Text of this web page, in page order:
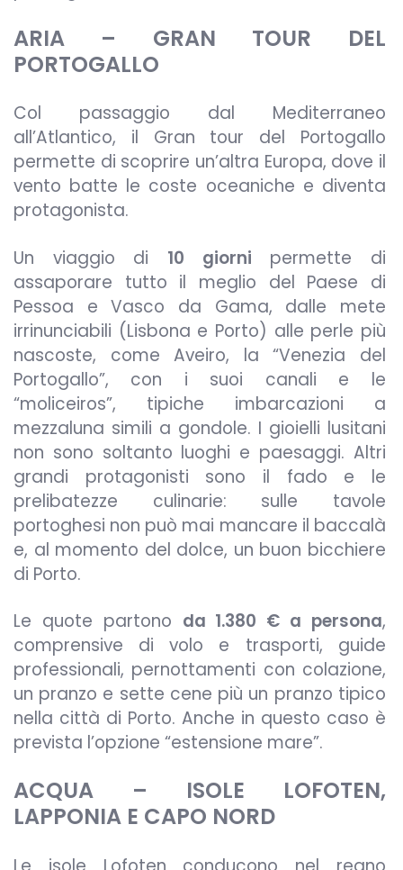
ARIA – GRAN TOUR DEL
PORTOGALLO
Col passaggio dal Mediterraneo
all’Atlantico, il Gran tour del Portogallo
permette di scoprire un’altra Europa, dove il
vento batte le coste oceaniche e diventa
protagonista.
Un viaggio di 10 giorni permette di
assaporare tutto il meglio del Paese di
Pessoa e Vasco da Gama, dalle mete
irrinunciabili (Lisbona e Porto) alle perle più
nascoste, come Aveiro, la “Venezia del
Portogallo”, con i suoi canali e le
“moliceiros”, tipiche imbarcazioni a
mezzaluna simili a gondole. I gioielli lusitani
non sono soltanto luoghi e paesaggi. Altri
grandi protagonisti sono il fado e le
prelibatezze culinarie: sulle tavole
portoghesi non può mai mancare il baccalà
e, al momento del dolce, un buon bicchiere
di Porto.
Le quote partono da 1.380 € a persona,
comprensive di volo e trasporti, guide
professionali, pernottamenti con colazione,
un pranzo e sette cene più un pranzo tipico
nella città di Porto. Anche in questo caso è
prevista l’opzione “estensione mare”.
ACQUA – ISOLE LOFOTEN,
LAPPONIA E CAPO NORD